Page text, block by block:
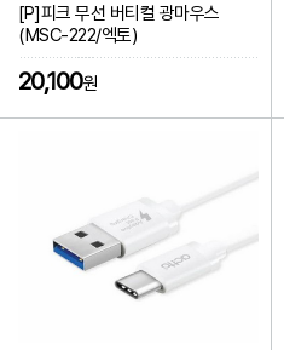
[P]피크 무선 버티컬 광마우스
(MSC-222/엑토)
20,100원